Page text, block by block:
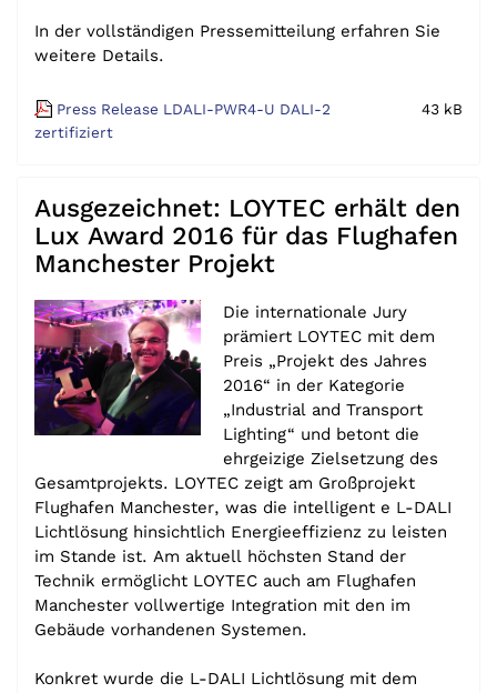
In der vollständigen Pressemitteilung erfahren Sie
weitere Details.
Press Release LDALI-PWR4-U DALI-2
zertifiziert
43 kB
Ausgezeichnet: LOYTEC erhält den
Lux Award 2016 für das Flughafen
Manchester Projekt
Die internationale Jury
prämiert LOYTEC mit dem
Preis „Projekt des Jahres
2016“ in der Kategorie
„Industrial and Transport
Lighting“ und betont die
ehrgeizige Zielsetzung des
Gesamtprojekts. LOYTEC zeigt am Großprojekt
Flughafen Manchester, was die intelligent e L-DALI
Lichtlösung hinsichtlich Energieeffizienz zu leisten
im Stande ist. Am aktuell höchsten Stand der
Technik ermöglicht LOYTEC auch am Flughafen
Manchester vollwertige Integration mit den im
Gebäude vorhandenen Systemen.
Konkret wurde die L-DALI Lichtlösung mit dem